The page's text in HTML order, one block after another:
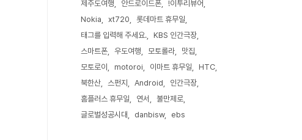
제주도여행 안드로이드폰
!이투리뷰어
Nokia
xt720
롯데마트 휴무일
태그를 입력해 주세요.
KBS 인간극장
스마트폰
우도여행 모토롤라
맛집
모토로이
motoroi 이마트 휴무일
HTC
북한산
스펀지 Android
인간극장
홈플러스 휴무일
연서
불만제로
글로벌성공시대
danbisw ebs